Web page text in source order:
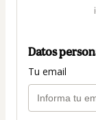
Datos
Tu email